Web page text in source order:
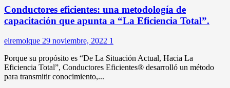
Conductores eficientes: una metodología de
capacitación que apunta a “La Eficiencia Total”.
elremolque 29 noviembre, 2022 1
Porque su propósito es “De La Situación Actual, Hacia La
Eficiencia Total”, Conductores Eficientes® desarrolló un método
para transmitir conocimiento,...